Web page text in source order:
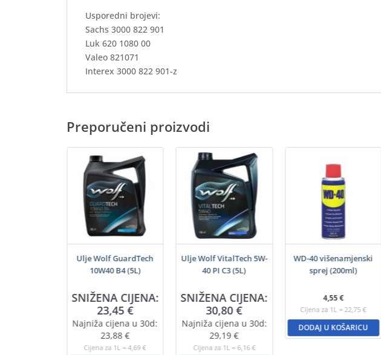
Usporedni brojevi:
Sachs 3000 822 901
Luk 620 1080 00
Valeo 821071
Interex 3000 822 901-z
Preporučeni proizvodi
Ulje Wolf GuardTech
10W40 B4 (5L)
SNIŽENA CIJENA:
23,45€
Najniža cijena u 30d:
23,88€
Cijena za 1L = 4,69 €
Ulje Wolf VitalTech 5W-
40 PI C3 (5L)
SNIŽENA CIJENA:
30,80€
Najniža cijena u 30d:
29,19€
Cijena za 1L = 6,16 €
WD-40 višenamjenski
sprej (200ml)
4,55€
Cijena za 1L = 22,75 €
DODAJ U KOŠARICU